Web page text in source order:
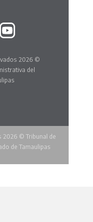
2026 ©
del
2026 © Tribunal de
de Tamaulipas